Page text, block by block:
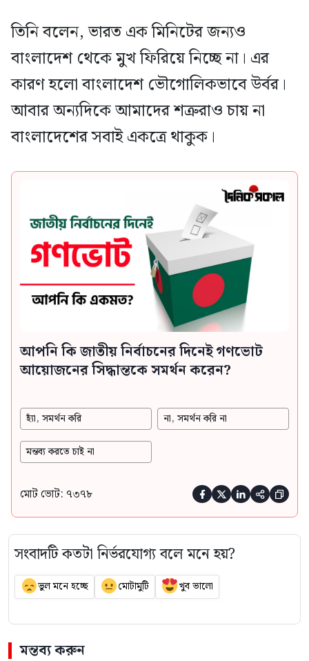
তিনি বলেন, ভারত এক মিনিটের জন্যও
বাংলাদেশ থেকে মুখ ফিরিয়ে নিচ্ছে না। এর
কারণ হলো বাংলাদেশ ভৌগোলিকভাবে উর্বর।
আবার অন্যদিকে আমাদের শত্রুরাও চায় না
বাংলাদেশের সবাই একত্রে থাকুক।
আপনি কি জাতীয় নির্বাচনের দিনেই গণভোট
আয়োজনের সিদ্ধান্তকে সমর্থন করেন?
হ্যাঁ, সমর্থন করি না, সমর্থন করি না
মন্তব্য করতে চাই না
মোট ভোট: ৭৩৭৮     
সংবাদটি কতটা নির্ভরযোগ্য বলে মনে হয়?
ভুল মনে হচ্ছে মোটামুটি খুব ভালো
মন্তব্য করুন